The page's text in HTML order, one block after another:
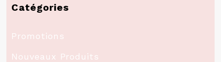
Catégories
Promotions
Nouveaux Produits